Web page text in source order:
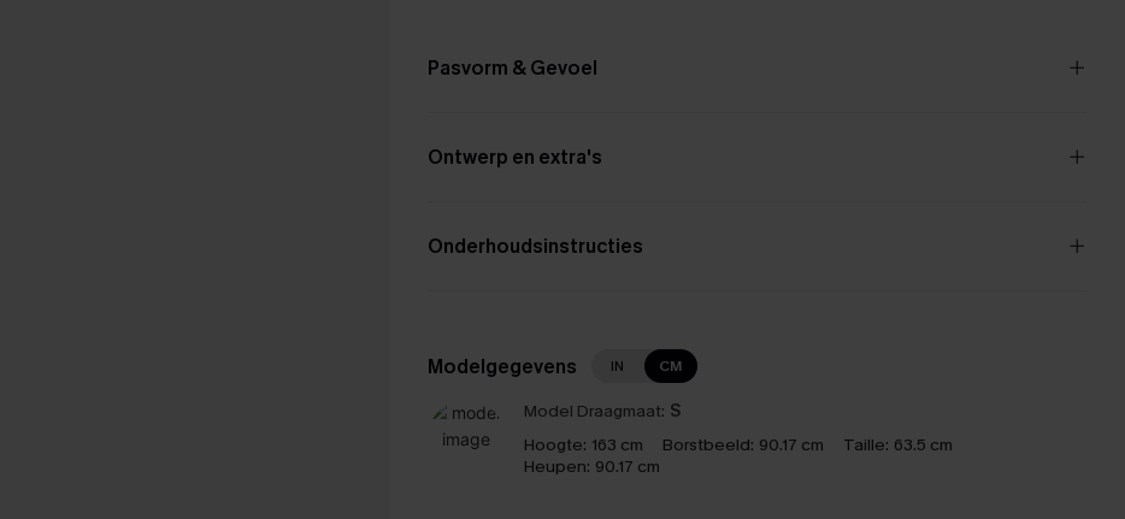
Pasvorm & Gevoel
Ontwerp en extra's
Onderhoudsinstructies
Modelgegevens IN CM
Model Draagmaat: S
Hoogte: 163 cm Borstbeeld: 90.17 cm Taille: 63.5 cm
Heupen: 90.17 cm